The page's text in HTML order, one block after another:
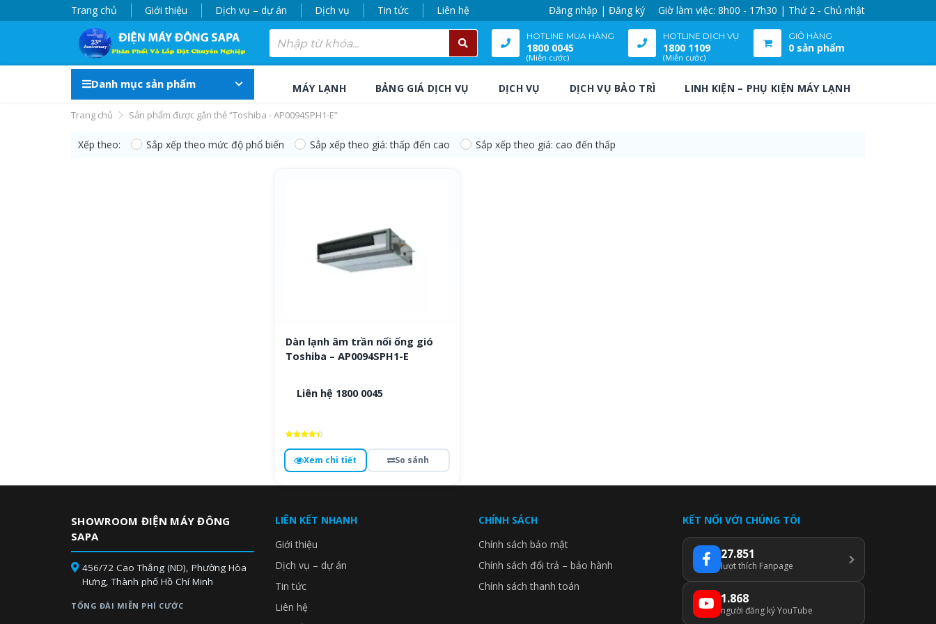
Trang chủ Giới thiệu Dịch vụ – dự án Dịch vụ Tin tức Liên hệ Đăng nhập | Đăng ký Giờ làm việc: 8h00 - 17h30 | Thứ 2 - Chủ nhật
HOTLINE MUA HÀNG
1800 0045
(Miễn cước)
HOTLINE DỊCH VỤ
1800 1109
(Miễn cước)
GIỎ HÀNG
0 sản phẩm
Danh mục sản phẩm MÁY LẠNH BẢNG GIÁ DỊCH VỤ DỊCH VỤ DỊCH VỤ BẢO TRÌ LINH KIỆN – PHỤ KIỆN MÁY LẠNH
Trang chủ Sản phẩm được gắn thẻ “Toshiba - AP0094SPH1-E”
Xếp theo: Sắp xếp theo mức độ phổ biến Sắp xếp theo giá: thấp đến cao Sắp xếp theo giá: cao đến thấp
Dàn lạnh âm trần nối ống gió
Toshiba – AP0094SPH1-E
Liên hệ 1800 0045
hạng
4.5
5 saoXem chi tiết So sánh
SHOWROOM ĐIỆN MÁY ĐÔNG
SAPA
456/72 Cao Thắng (ND), Phường Hòa
Hưng, Thành phố Hồ Chí Minh
TỔNG ĐÀI MIỄN PHÍ CƯỚC
LIÊN KẾT NHANH
Giới thiệu
Dịch vụ – dự án
Tin tức
Liên hệ
CHÍNH SÁCH
Chính sách bảo mật
Chính sách đổi trả – bảo hành
Chính sách thanh toán
KẾT NỐI VỚI CHÚNG TÔI
27.851
lượt thích Fanpage
1.868
người đăng ký YouTube